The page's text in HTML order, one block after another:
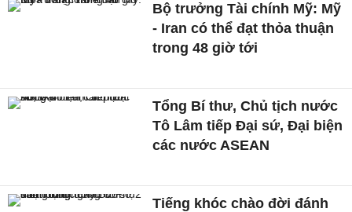
Bộ trưởng Tài chính Mỹ: Mỹ
- Iran có thể đạt thỏa thuận
trong 48 giờ tới
Tổng Bí thư, Chủ tịch nước
Tô Lâm tiếp Đại sứ, Đại biện
các nước ASEAN
Tiếng khóc chào đời đánh